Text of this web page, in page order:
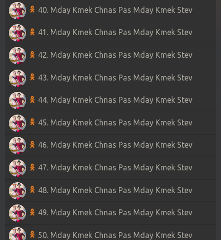
40. Mday Kmek Chnas Pas Mday Kmek Stev
41. Mday Kmek Chnas Pas Mday Kmek Stev
42. Mday Kmek Chnas Pas Mday Kmek Stev
43. Mday Kmek Chnas Pas Mday Kmek Stev
44. Mday Kmek Chnas Pas Mday Kmek Stev
45. Mday Kmek Chnas Pas Mday Kmek Stev
46. Mday Kmek Chnas Pas Mday Kmek Stev
47. Mday Kmek Chnas Pas Mday Kmek Stev
48. Mday Kmek Chnas Pas Mday Kmek Stev
49. Mday Kmek Chnas Pas Mday Kmek Stev
50. Mday Kmek Chnas Pas Mday Kmek Stev